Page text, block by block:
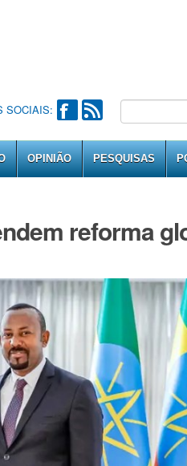
SOCIAIS:
OPINIÃO PESQUISAS
reforma